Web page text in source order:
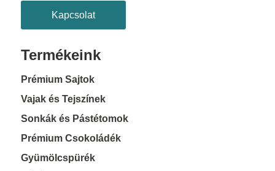
Kapcsolat
Termékeink
Prémium Sajtok
Vajak és Tejszínek
Sonkák és Pástétomok
Prémium Csokoládék
Gyümölcspürék